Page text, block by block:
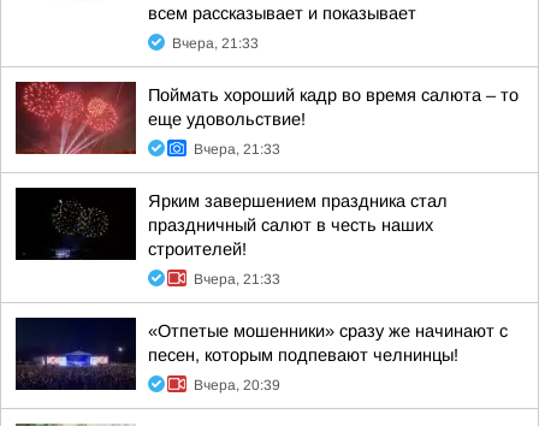
всем рассказывает и показывает
Вчера, 21:33
Поймать хороший кадр во время салюта – то
еще удовольствие!
Вчера, 21:33
Ярким завершением праздника стал
праздничный салют в честь наших
строителей!
Вчера, 21:33
«Отпетые мошенники» сразу же начинают с
песен, которым подпевают челнинцы!
Вчера, 20:39